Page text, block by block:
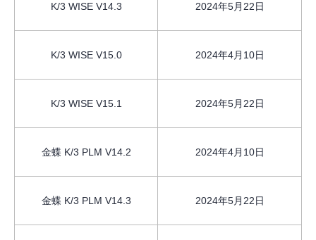
K/3 WISE V14.3 2024年5月22日
K/3 WISE V15.0 2024年4月10日
K/3 WISE V15.1 2024年5月22日
金蝶 K/3 PLM V14.2 2024年4月10日
金蝶 K/3 PLM V14.3 2024年5月22日